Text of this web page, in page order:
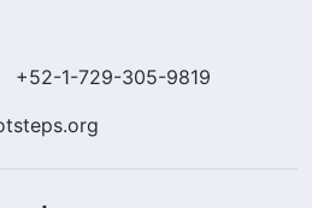
+52-1-729-305-9819